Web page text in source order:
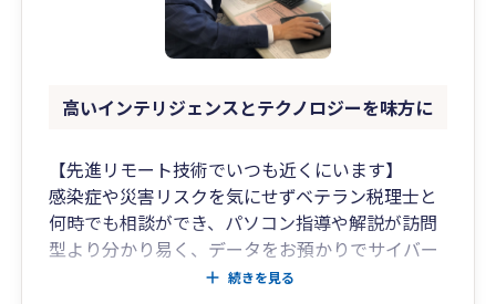
高いインテリジェンスとテクノロジーを味方に
【先進リモート技術でいつも近くにいます】
感染症や災害リスクを気にせずベテラン税理士と
何時でも相談ができ、パソコン指導や解説が訪問
型より分かり易く、データをお預かりでサイバー
攻撃にも備えられます。迫るオンライン税務調査
続きを見る